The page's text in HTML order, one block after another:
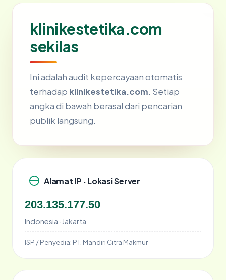
klinikestetika.com
sekilas
Ini adalah audit kepercayaan otomatis
terhadap klinikestetika.com. Setiap
angka di bawah berasal dari pencarian
publik langsung.
Alamat IP · Lokasi Server
203.135.177.50
Indonesia · Jakarta
ISP / Penyedia: PT. Mandiri Citra Makmur